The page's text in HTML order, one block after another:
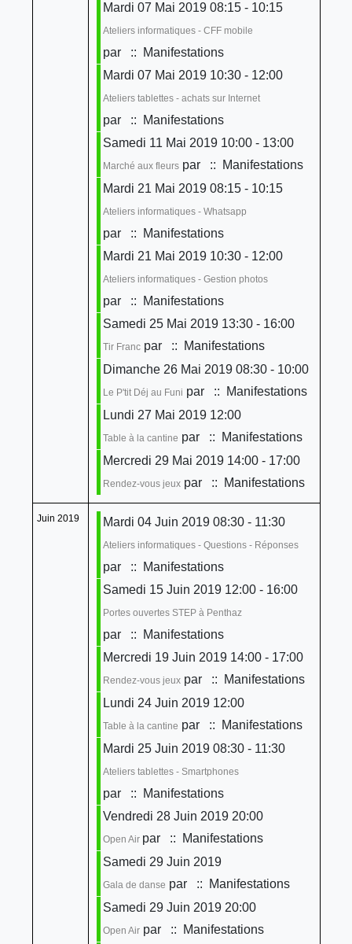
Mardi 07 Mai 2019 08:15 - 10:15
Ateliers informatiques - CFF mobile
par
:: Manifestations
Mardi 07 Mai 2019 10:30 - 12:00
Ateliers tablettes - achats sur Internet
par
:: Manifestations
Samedi 11 Mai 2019 10:00 - 13:00
Marché aux fleurspar
:: Manifestations
Mardi 21 Mai 2019 08:15 - 10:15
Ateliers informatiques - Whatsapp
par
:: Manifestations
Mardi 21 Mai 2019 10:30 - 12:00
Ateliers informatiques - Gestion photos
par
:: Manifestations
Samedi 25 Mai 2019 13:30 - 16:00
Tir Francpar
:: Manifestations
Dimanche 26 Mai 2019 08:30 - 10:00
Le P'tit Déj au Funi par
:: Manifestations
Lundi 27 Mai 2019 12:00
Table à la cantine par
:: Manifestations
Mercredi 29 Mai 2019 14:00 - 17:00
Rendez-vous jeuxpar :: Manifestations
Juin 2019 Mardi 04 Juin 2019 08:30 - 11:30
Ateliers informatiques - Questions - Réponses
par
:: Manifestations
Samedi 15 Juin 2019 12:00 - 16:00
Portes ouvertes STEP à Penthaz
par
:: Manifestations
Mercredi 19 Juin 2019 14:00 - 17:00
Rendez-vous jeuxpar
:: Manifestations
Lundi 24 Juin 2019 12:00
Table à la cantine par
:: Manifestations
Mardi 25 Juin 2019 08:30 - 11:30
Ateliers tablettes - Smartphones
par
:: Manifestations
Vendredi 28 Juin 2019 20:00
Open Air par
:: Manifestations
Samedi 29 Juin 2019
Gala de danse par
:: Manifestations
Samedi 29 Juin 2019 20:00
Open Airpar :: Manifestations